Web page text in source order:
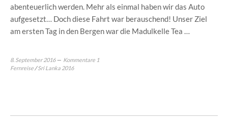
abenteuerlich werden. Mehr als einmal haben wir das Auto
aufgesetzt… Doch diese Fahrt war berauschend! Unser Ziel
am ersten Tag in den Bergen war die Madulkelle Tea …
8. September 2016
Kommentare 1
Fernreise /Sri Lanka 2016